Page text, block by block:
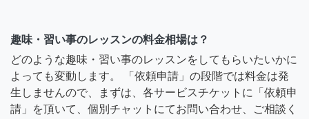
趣味・習い事のレッスンの料金相場は？
どのような趣味・習い事のレッスンをしてもらいたいかに
よっても変動します。 「依頼申請」の段階では料金は発
生しませんので、まずは、各サービスチケットに「依頼申
請」を頂いて、個別チャットにてお問い合わせ、ご相談く